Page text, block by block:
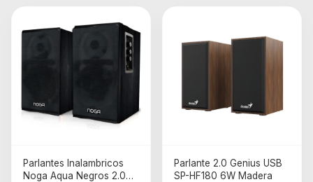
Parlantes Inalambricos
Noga Aqua Negros 2.0
Parlante 2.0 Genius USB
SP-HF180 6W Madera